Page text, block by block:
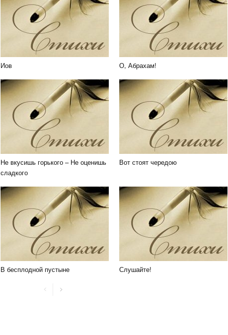
Иов О, Абрахам!
Не вкусишь горького – Не оценишь
сладкого
Вот стоят чередою
В бесплодной пустыне Слушайте!